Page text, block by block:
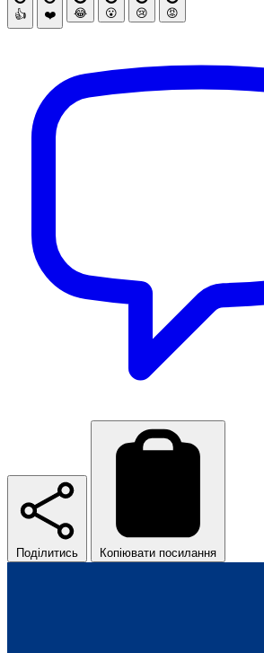
👍 ❤️ 😂 😮 😢 😡
Поділитись Копіювати посилання